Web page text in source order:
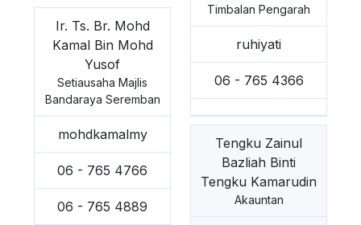
Ir. Ts. Br. Mohd
Kamal Bin Mohd
Yusof
Setiausaha Majlis
Bandaraya Seremban
mohdkamalmy
06 - 765 4766
06 - 765 4889
Timbalan Pengarah
ruhiyati
06 - 765 4366
Tengku Zainul
Bazliah Binti
Tengku Kamarudin
Akauntan